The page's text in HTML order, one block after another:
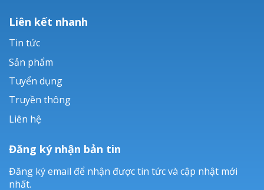
Liên kết nhanh
Tin tức
Sản phẩm
Tuyển dụng
Truyền thông
Liên hệ
Đăng ký nhận bản tin
Đăng ký email để nhận được tin tức và cập nhật mới
nhất.